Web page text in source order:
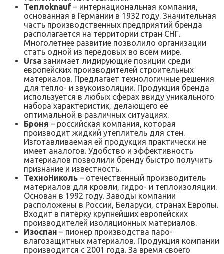
Теплоknauf – интернациональная компания,
основанная в Германии в 1932 году. Значительная
часть производственных предприятий бренда
располагается на территории стран СНГ.
Многолетнее развитие позволило организации
стать одной из передовых во всём мире.
Ursa занимает лидирующие позиции среди
европейских производителей строительных
материалов. Предлагает технологичные решения
для тепло- и звукоизоляции. Продукция бренда
используется в любых сферах ввиду уникального
набора характеристик, делающего её
оптимальной в различных ситуациях.
Броня – российская компания, которая
производит жидкий утеплитель для стен.
Изготавливаемая ей продукция практически не
имеет аналогов. Удобство и эффективность
материалов позволили бренду быстро получить
признание и известность.
ТехноНиколь – отечественный производитель
материалов для кровли, гидро- и теплоизоляции.
Основан в 1992 году. Заводы компании
расположены в России, Беларуси, странах Европы.
Входит в пятёрку крупнейших европейских
производителей изоляционных материалов.
Изоспан – пионер производства паро-
влагозащитных материалов. Продукция компании
производится с 2001 года. За время своего